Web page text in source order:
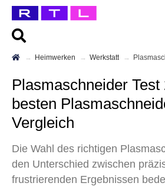
Heimwerken Werkstatt
Plasmaschneider Test 2026 • Die 3
besten
Vergleich
Die Wahl des richtigen
den Unterschied zwischen
frustrierenden Ergebnissen